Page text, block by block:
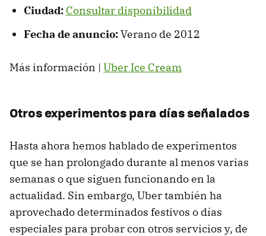
Ciudad: Consultar disponibilidad
Fecha de anuncio:Verano de 2012
Más información | Uber Ice Cream
Otros experimentos para días señalados
Hasta ahora hemos hablado de experimentos
que se han prolongado durante al menos varias
semanas o que siguen funcionando en la
actualidad. Sin embargo, Uber también ha
aprovechado determinados festivos o días
especiales para probar con otros servicios y, de